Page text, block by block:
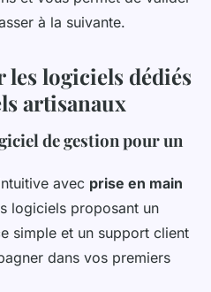
à la suivante.
les logiciels dédiés
artisanaux
de gestion pour un
avec prise en main
logiciels proposant un
simple et un support client
dans vos premiers